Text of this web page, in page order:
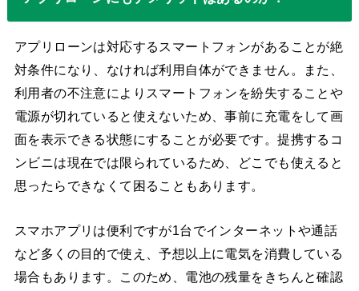
アプリローンは対応するスマートフォンがあることが絶
対条件になり、なければ利用自体ができません。また、
利用者の不注意によりスマートフォンを紛失することや
電源が切れていると使えないため、事前に充電をして画
面を表示できる状態にすることが必要です。提携するコ
ンビニは現在では限られているため、どこでも使えると
思ったらできなくて困ることもあります。
スマホアプリは便利ですが1台でインターネットや通話
など多くの目的で使え、予想以上に電気を消費している
場合もあります。このため、電池の残量をきちんと確認